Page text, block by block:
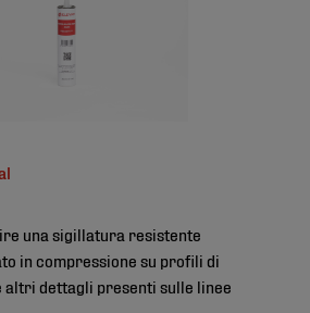
una sigillatura resistente
in compressione su profili di
altri dettagli presenti sulle linee